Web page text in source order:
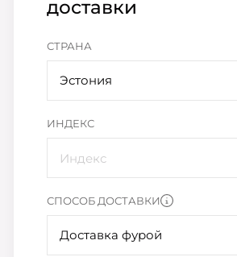
доставки
СТРАНА
Эстония
ИНДЕКС
СПОСОБ ДОСТАВКИ
Доставка фурой